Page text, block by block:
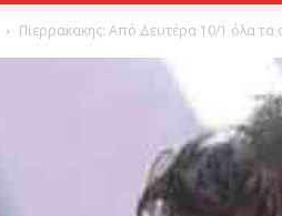
Πιερρακακης: Από Δευτέρα 10/1 όλα τα